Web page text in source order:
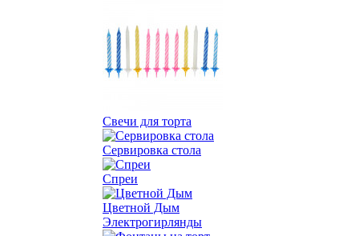
Свечи для торта
Сервировка стола
Спреи
Цветной Дым
Электрогирлянды